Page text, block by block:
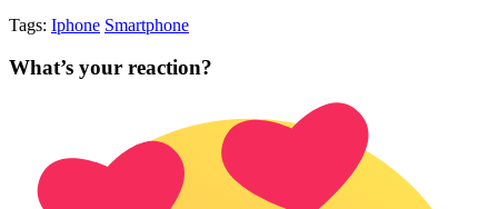
Tags: Iphone Smartphone
What’s your reaction?